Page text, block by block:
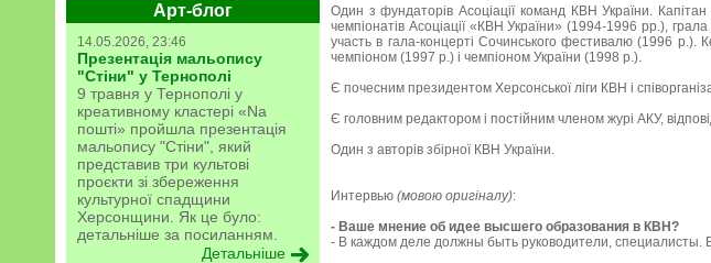
Арт-блог
14.05.2026, 23:46
Презентація мальопису
"Стіни" у Тернополі
9 травня у Тернополі у
креативному кластері «Na
пошті» пройшла презентація
мальопису "Стіни", який
представив три культові
проєкти зі збереження
культурної спадщини
Херсонщини. Як це було:
детальніше за посиланням.
Детальніше
Один з фундаторів Асоціації команд КВН України.
чемпіонатів Асоціації «КВН України» (1994-1996 рр.),
участь в гала-концерті Сочинського фестивалю (1996 р.).
чемпіоном (1997 р.) і чемпіоном України (1998 р.).
Є почесним президентом Херсонської ліги КВН і
Є головним редактором і постійним членом журі АКУ,
Один з авторів збірної КВН України.
Интервью (мовою оригіналу):
- Ваше мнение об идее высшего образования в КВН?
- В каждом деле должны быть руководители,